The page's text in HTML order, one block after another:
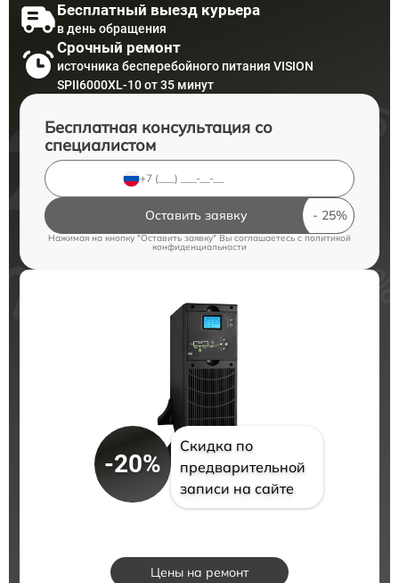
Бесплатный выезд курьера
в день обращения
Срочный ремонт
источника бесперебойного питания VISION
SPII6000XL-10 от 35 минут
Бесплатная консультация со
специалистом
Оставить заявку
Нажимая на кнопку "Оставить заявку" Вы соглашаетесь cполитикой
конфиденциальности
-20%
Скидка по
предварительной
записи на сайте
Цены на ремонт